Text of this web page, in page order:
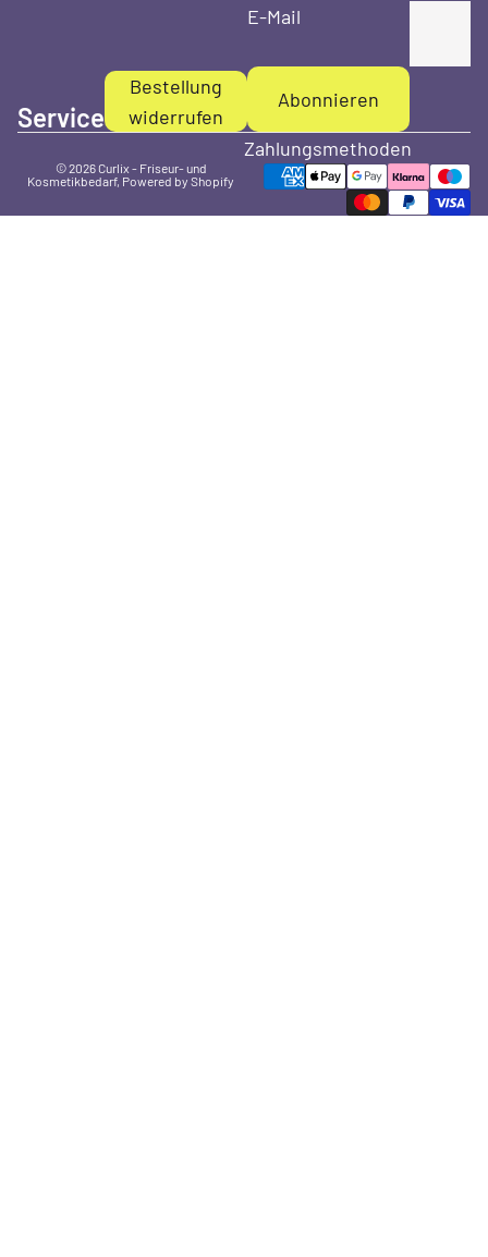
Service
Bestellung
widerrufen
E-Mail
Abonnieren
© 2026Curlix - Friseur- und
Kosmetikbedarf, Powered by Shopify
Zahlungsmethoden